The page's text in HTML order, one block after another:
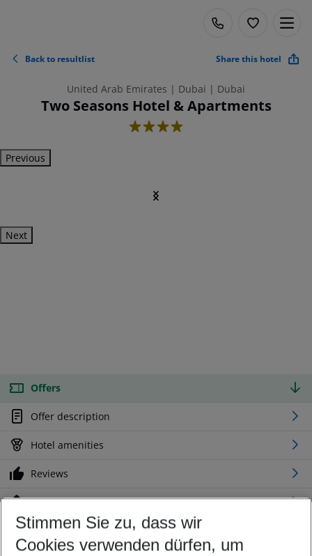
Back to resultlist Share this hotel
United Arab Emirates | Dubai | Dubai
Two Seasons Hotel & Apartments
4
Previous
Next
Offers
Offer description
Hotel amenities
Reviews
Location
Customize your offer
Stimmen Sie zu, dass wir
Cookies verwenden dürfen, um